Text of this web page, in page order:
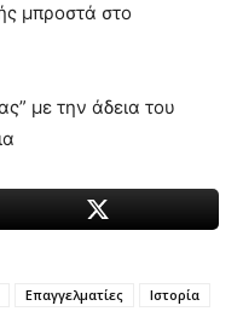
μπροστά στο
με την άδεια του
Επαγγελματίες Ιστορία